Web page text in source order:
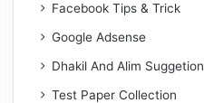
Facebook Tips & Trick
Google Adsense
Dhakil And Alim Suggetion
Test Paper Collection